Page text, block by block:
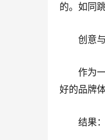
的。如同
创意
作为
好的品牌体
结果